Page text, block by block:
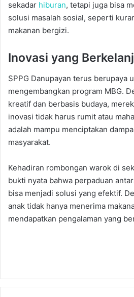
sekadar hiburan, tetapi juga bisa
solusi masalah sosial, seperti
makanan bergizi.
Inovasi yang
SPPG Danupayan terus berupaya
mengembangkan program MBG.
kreatif dan berbasis budaya,
inovasi tidak harus rumit atau
adalah mampu menciptakan
masyarakat.
Kehadiran rombongan warok di
bukti nyata bahwa perpaduan
bisa menjadi solusi yang efektif.
anak tidak hanya menerima
mendapatkan pengalaman yang